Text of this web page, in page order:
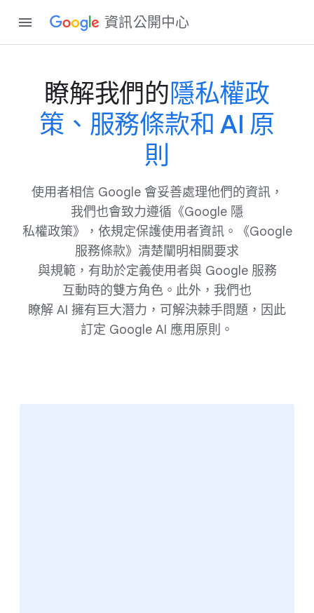
資訊​公開​中心
瞭解​我們​的隱私權​政
策、​服務​條款​和 AI 原
則
使用​者​相信 Google 會​妥善​處理​他們​的​資訊，​
我們​也​會​致力​遵循​《Google 隱
私權​政策》，​依​規定​保護​使用​者​資訊。​《Google
服務​條款​》清楚​闡明​相關​要求
與​規範，​有助​於​定義​使用者​與 Google 服務​
互動時​的​雙方​角色。​此外，​我們​也
瞭解 AI 擁​有​巨大​潛力，​可​解決​棘手​問題，​因此​
訂定 Google AI 應​用​原則。